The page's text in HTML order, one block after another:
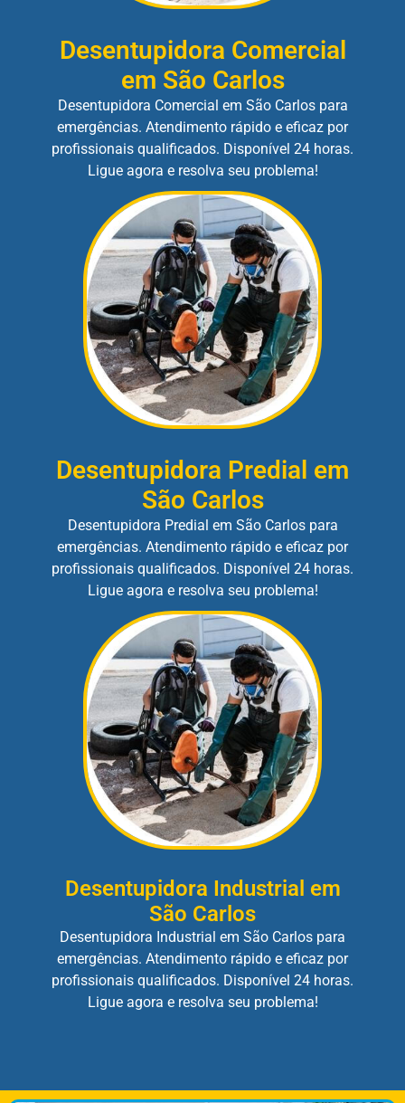
Desentupidora Comercial
em São Carlos
Desentupidora Comercial em São Carlos para
emergências. Atendimento rápido e eficaz por
profissionais qualificados. Disponível 24 horas.
Ligue agora e resolva seu problema!
Desentupidora Predial em
São Carlos
Desentupidora Predial em São Carlos para
emergências. Atendimento rápido e eficaz por
profissionais qualificados. Disponível 24 horas.
Ligue agora e resolva seu problema!
Desentupidora Industrial em
São Carlos
Desentupidora Industrial em São Carlos para
emergências. Atendimento rápido e eficaz por
profissionais qualificados. Disponível 24 horas.
Ligue agora e resolva seu problema!